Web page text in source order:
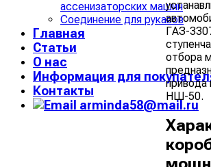
ассенизаторских машин
Соединение для рукавов
Главная
Статьи
О нас
Информация для
Контакты
arminda58@mail.ru
ГАЗ-
отбора
НШ-50.